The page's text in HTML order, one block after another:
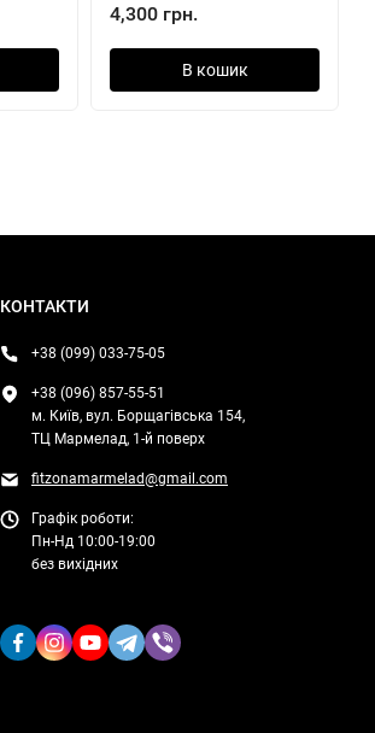
4,300 грн.
В кошик
КОНТАКТИ
+38 (099) 033-75-05
+38 (096) 857-55-51
м. Київ, вул. Борщагівська 154,
ТЦ Мармелад, 1-й поверх
fitzonamarmelad@gmail.com
Графік роботи:
Пн-Нд 10:00-19:00
без вихідних